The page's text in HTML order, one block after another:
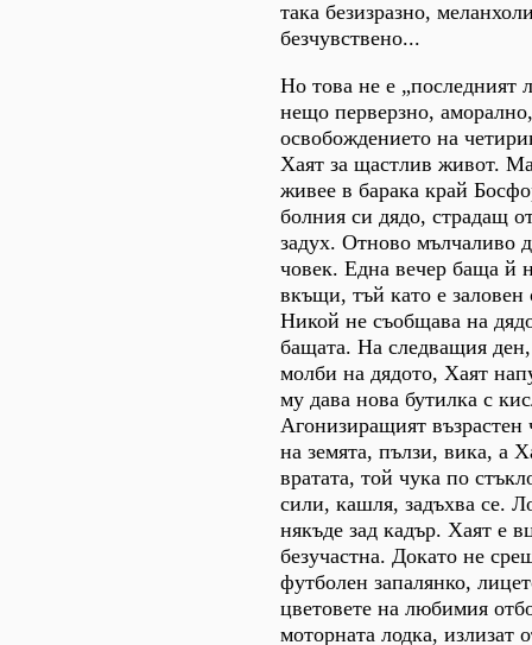
така безизразно,
безчувствено...
Но това не е
нещо перверзно,
освобождението на
Хаят за щастлив живот.
живее в барака край
болния си дядо, страдащ
задух. Отново мълчаливо
човек. Една вечер баща й
вкъщи, тъй като е заловен
Никой не съобщава на
бащата. На следващия
молби на дядото, Хаят
му дава нова бутилка с
Агонизиращият възрастен
на земята, пълзи, вика, а
вратата, той чука по
сили, кашля, задъхва се.
някъде зад кадър. Хаят е
безучастна. Докато не
футболен запалянко,
цветовете на любимия
моторната лодка, излизат